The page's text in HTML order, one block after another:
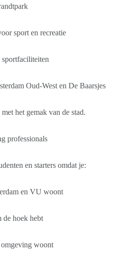
sport en recreatie
Oud-West en De Baarsjes
het gemak van de stad.
professionals
en starters omdat je:
en VU woont
de hoek hebt
woont